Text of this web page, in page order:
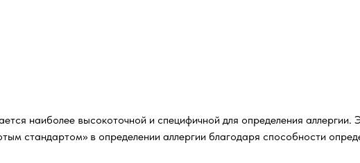
наиболее высокоточной и специфичной для определения аллергии.
стандартом» в определении аллергии благодаря способности